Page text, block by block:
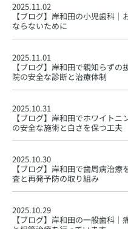
2025.11.02
【ブログ】 岸和田の小児歯科｜
ならないために
2025.11.01
【ブログ】 岸和田で親知らずの
院の安全な診断と治療体制
2025.10.31
【ブログ】 岸和田でホワイトニ
の安全な施術と白さを保つ工夫
2025.10.30
【ブログ】 岸和田で歯周病治療
査と再発予防の取り組み
2025.10.29
【ブログ】 岸和田の一般歯科｜